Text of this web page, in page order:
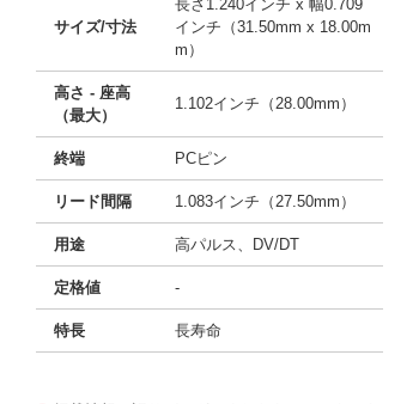
サイズ/寸法
長さ1.240インチ x 幅0.709
インチ（31.50mm x 18.00m
m）
高さ - 座高
（最大）
1.102インチ（28.00mm）
終端 PCピン
リード間隔 1.083インチ（27.50mm）
用途 高パルス、DV/DT
定格値 -
特長 長寿命